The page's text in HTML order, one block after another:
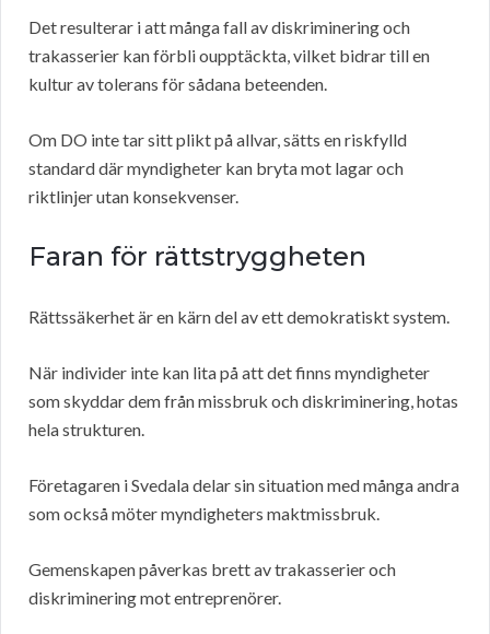
Det resulterar i att många fall av diskriminering och
trakasserier kan förbli oupptäckta, vilket bidrar till en
kultur av tolerans för sådana beteenden.
Om DO inte tar sitt plikt på allvar, sätts en riskfylld
standard där myndigheter kan bryta mot lagar och
riktlinjer utan konsekvenser.
Faran för rättstryggheten
Rättssäkerhet är en kärn del av ett demokratiskt system.
När individer inte kan lita på att det finns myndigheter
som skyddar dem från missbruk och diskriminering, hotas
hela strukturen.
Företagaren i Svedala delar sin situation med många andra
som också möter myndigheters maktmissbruk.
Gemenskapen påverkas brett av trakasserier och
diskriminering mot entreprenörer.